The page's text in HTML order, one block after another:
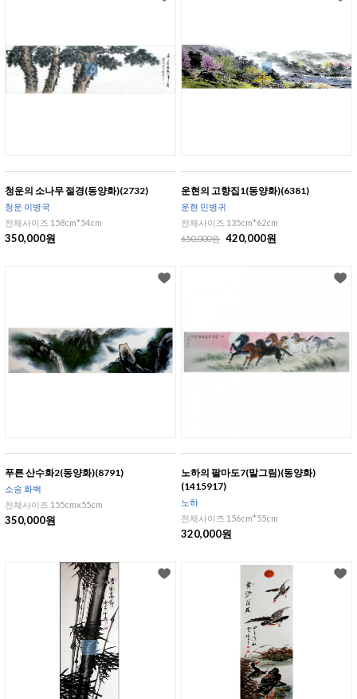
청운의 소나무 절경(동양화)(2732)
청운 이병국
전체사이즈 158cm*54cm
350,000원
운현의 고향집1(동양화)(6381)
운현 민병귀
전체사이즈 135cm*62cm
650,000원 420,000원
푸른 산수화2(동양화)(8791)
소송 화백
전체사이즈 155cmx55cm
350,000원
노하의 팔마도7(말그림)(동양화)
(1415917)
노하
전체사이즈 156cm*55cm
320,000원